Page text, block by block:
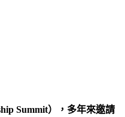
Summit），多年來邀請